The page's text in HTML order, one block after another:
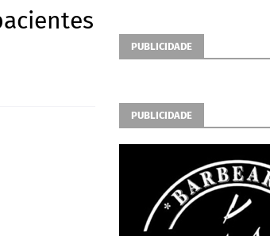
PUBLICIDADE
PUBLICIDADE